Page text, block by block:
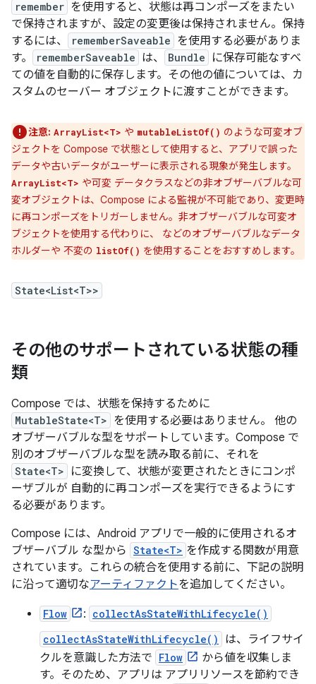
remember を使用すると、状態は再コンポーズをまたい
で保持されますが、設定の変更後は保持されません。保持
するには、
rememberSaveable を使用する必要がありま
す。
rememberSaveable は、 Bundle
に保存可能なすべ
ての値を自動的に保存します。その他の値については、カ
スタムのセーバー オブジェクトに渡すことができます。
注意: ArrayList<T> や mutableListOf() のような可変オブ
ジェクトを Compose で状態として使用すると、アプリで誤った
データや古いデータがユーザーに表示される現象が発生します。
ArrayList<T> や可変 データクラスなどの非オブザーバブルな可
変オブジェクトは、Compose による監視が不可能であり、変更時
に再コンポーズをトリガーしません。非オブザーバブルな可変オ
ブジェクトを使用する代わりに、 などのオブザーバブルなデータ
ホルダーや 不変の listOf() を使用することをおすすめします。
State<List<T>>
その他のサポートされている状態の種
類
Compose では、状態を保持するために
MutableState<T> を使用する必要はありません。 他の
オブザーバブルな型をサポートしています。Compose で
別のオブザーバブルな型を読み取る前に、それを
State<T>
に変換して、状態が変更されたときにコンポ
ーザブルが 自動的に再コンポーズを実行できるようにす
る必要があります。
Compose には、Android アプリで一般的に使用されるオ
ブザーバブル な型から State<T> を作成する関数が用意
されています。これらの統合を使用する前に、下記の説明
に沿って適切なアーティファクトを追加してください。
Flow : collectAsStateWithLifecycle()
collectAsStateWithLifecycle()
は、ライフサイ
クルを意識した方法で Flow
から値を収集しま
す。そのため、アプリは アプリリソースを節約でき